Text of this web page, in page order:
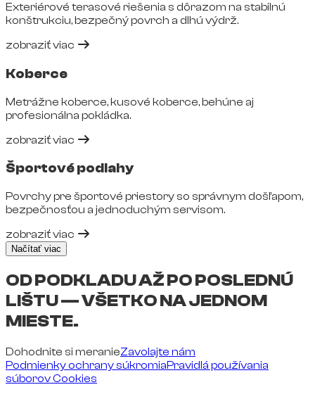
Exteriérové terasové riešenia s dôrazom na stabilnú
konštrukciu, bezpečný povrch a dlhú výdrž.
zobraziť viac
Koberce
Metrážne koberce, kusové koberce, behúne aj
profesionálna pokládka.
zobraziť viac
Športové podlahy
Povrchy pre športové priestory so správnym došľapom,
bezpečnosťou a jednoduchým servisom.
zobraziť viac
Načítať viac
OD PODKLADU AŽ PO POSLEDNÚ
LIŠTU — VŠETKO NA JEDNOM
MIESTE.
Dohodnite si meranieZavolajte nám
Podmienky ochrany súkromiaPravidlá používania
súborov Cookies